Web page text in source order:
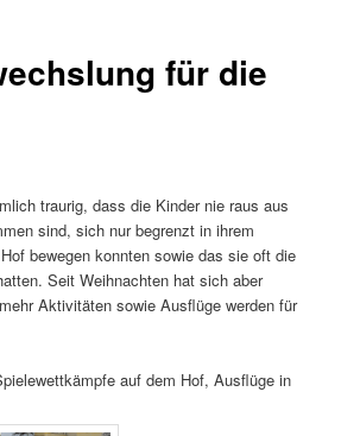
für die
traurig, dass die Kinder nie raus aus
sind, sich nur begrenzt in ihrem
bewegen konnten sowie das sie oft die
Seit Weihnachten hat sich aber
Aktivitäten sowie Ausflüge werden für
auf dem Hof, Ausflüge in